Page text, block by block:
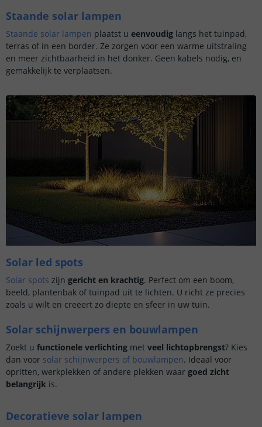
Staande solar lampen
Staande solar lampen plaatst u eenvoudig langs het tuinpad,
terras of in een border. Ze zorgen voor een warme uitstraling
en meer zichtbaarheid in het donker. Geen kabels nodig, en
gemakkelijk te verplaatsen.
Solar led spots
Solar spots zijn gericht en krachtig. Perfect om een boom,
beeld, plantenbak of tuinpad uit te lichten. U richt ze precies
zoals u wilt en creëert zo diepte en sfeer in uw tuin.
Solar schijnwerpers en bouwlampen
Zoekt u functionele verlichting met veel lichtopbrengst? Kies
dan voor solar schijnwerpers of bouwlampen. Ideaal voor
opritten, werkplekken of andere plekken waar goed zicht
belangrijk is.
Decoratieve solar lampen